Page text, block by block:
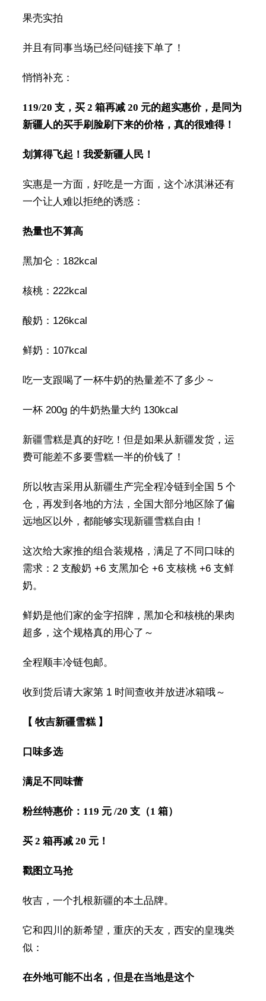
果壳实拍
并且有同事当场已经问链接下单了！
悄悄补充：
119/20 支，买 2 箱再减 20 元的超实惠价，是同为
新疆人的买手刷脸刷下来的价格，真的很难得！
划算得飞起！我爱新疆人民！
实惠是一方面，好吃是一方面，这个冰淇淋还有
一个让人难以拒绝的诱惑：
热量也不算高
黑加仑：182kcal
核桃：222kcal
酸奶：126kcal
鲜奶：107kcal
吃一支跟喝了一杯牛奶的热量差不了多少 ~
一杯 200g 的牛奶热量大约 130kcal
新疆雪糕是真的好吃！但是如果从新疆发货，运
费可能差不多要雪糕一半的价钱了！
所以牧吉采用从新疆生产完全程冷链到全国 5 个
仓，再发到各地的方法，全国大部分地区除了偏
远地区以外，都能够实现新疆雪糕自由！
这次给大家推的组合装规格，满足了不同口味的
需求：2 支酸奶 +6 支黑加仑 +6 支核桃 +6 支鲜
奶。
鲜奶是他们家的金字招牌，黑加仑和核桃的果肉
超多，这个规格真的用心了～
全程顺丰冷链包邮。
收到货后请大家第 1 时间查收并放进冰箱哦～
【 牧吉新疆雪糕 】
口味多选
满足不同味蕾
粉丝特惠价：119 元 /20 支（1 箱）
买 2 箱再减 20 元！
戳图立马抢
牧吉，一个扎根新疆的本土品牌。
它和四川的新希望，重庆的天友，西安的皇瑰类
似：
在外地可能不出名，但是在当地是这个